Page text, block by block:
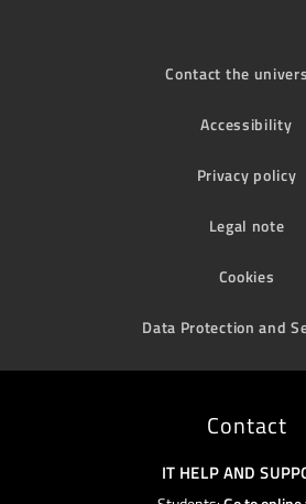
Contact the
Accessibility
Privacy policy
Legal note
Cookies
Data Protection and
Contact
IT HELP AND